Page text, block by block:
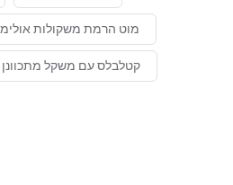
מוט הרמת משקולות
קטלבלס עם משקל מתכוונן